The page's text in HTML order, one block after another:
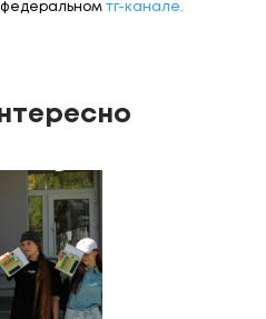
тг-канале.